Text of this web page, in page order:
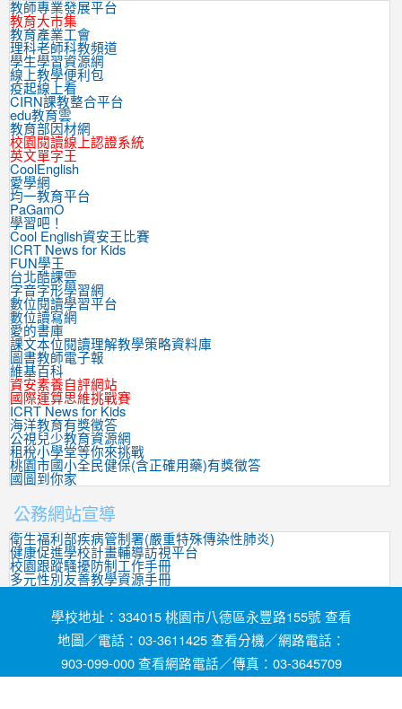
教師專業發展平台
教育大市集
教育產業工會
理科老師科教頻道
學生學習資源網
線上教學便利包
疫起線上看
CIRN課教整合平台
edu教育雲
教育部因材網
校園閱讀線上認證系統
英文單字王
CoolEnglish
愛學網
均一教育平台
PaGamO
學習吧！
Cool English資安王比賽
ICRT News for Kids
FUN學王
台北酷課雲
字音字形學習網
數位閱讀學習平台
數位讀寫網
愛的書庫
課文本位閱讀理解教學策略資料庫
圖書教師電子報
維基百科
資安素養自評網站
國際運算思維挑戰賽
ICRT News for Kids
海洋教育有獎徵答
公視兒少教育資源網
租稅小學堂等你來挑戰
桃園市國小全民健保(含正確用藥)有獎徵答
國圖到你家
公務網站宣導
衛生福利部疾病管制署(嚴重特殊傳染性肺炎)
健康促進學校計畫輔導訪視平台
校園跟蹤騷擾防制工作手冊
多元性別友善教學資源手冊
學校地址：334015 桃園市八德區永豐路155號 查看
地圖／電話：03-3611425 查看分機／網路電話：
903-099-000 查看網路電話／傳真：03-3645709